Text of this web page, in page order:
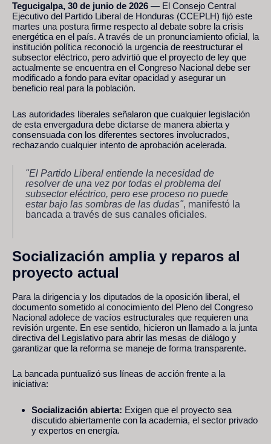
Tegucigalpa, 30 de junio de 2026 — El Consejo Central
Ejecutivo del Partido Liberal de Honduras (CCEPLH) fijó este
martes una postura firme respecto al debate sobre la crisis
energética en el país. A través de un pronunciamiento oficial, la
institución política reconoció la urgencia de reestructurar el
subsector eléctrico, pero advirtió que el proyecto de ley que
actualmente se encuentra en el Congreso Nacional debe ser
modificado a fondo para evitar opacidad y asegurar un
beneficio real para la población.
Las autoridades liberales señalaron que cualquier legislación
de esta envergadura debe dictarse de manera abierta y
consensuada con los diferentes sectores involucrados,
rechazando cualquier intento de aprobación acelerada.
"El Partido Liberal entiende la necesidad de
resolver de una vez por todas el problema del
subsector eléctrico, pero ese proceso no puede
estar bajo las sombras de las dudas", manifestó la
bancada a través de sus canales oficiales.
Socialización amplia y reparos al
proyecto actual
Para la dirigencia y los diputados de la oposición liberal, el
documento sometido al conocimiento del Pleno del Congreso
Nacional adolece de vacíos estructurales que requieren una
revisión urgente. En ese sentido, hicieron un llamado a la junta
directiva del Legislativo para abrir las mesas de diálogo y
garantizar que la reforma se maneje de forma transparente.
La bancada puntualizó sus líneas de acción frente a la
iniciativa:
Socialización abierta: Exigen que el proyecto sea
discutido abiertamente con la academia, el sector privado
y expertos en energía.